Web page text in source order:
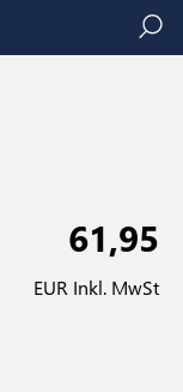
61,95
EUR Inkl. MwSt